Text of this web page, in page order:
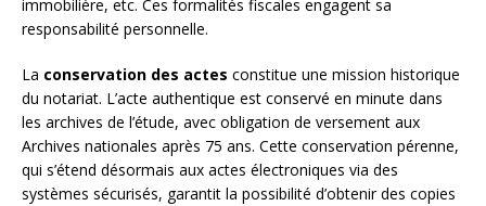
immobilière, etc. Ces formalités fiscales engagent sa
responsabilité personnelle.
La conservation des actes constitue une mission historique
du notariat. L’acte authentique est conservé en minute dans
les archives de l’étude, avec obligation de versement aux
Archives nationales après 75 ans. Cette conservation pérenne,
qui s’étend désormais aux actes électroniques via des
systèmes sécurisés, garantit la possibilité d’obtenir des copies